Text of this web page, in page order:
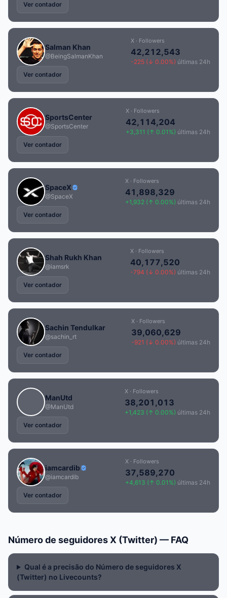
Ver contador
Salman Khan
@BeingSalmanKhan
X · Followers
42,212,543
-225 (↓ 0.00%) últimas 24h
Ver contador
SportsCenter
@SportsCenter
X · Followers
42,114,204
+3,311 (↑ 0.01%) últimas 24h
Ver contador
SpaceX
@SpaceX
X · Followers
41,898,329
+1,932 (↑ 0.00%) últimas 24h
Ver contador
Shah Rukh Khan
@iamsrk
X · Followers
40,177,520
-794 (↓ 0.00%) últimas 24h
Ver contador
Sachin Tendulkar
@sachin_rt
X · Followers
39,060,629
-921 (↓ 0.00%) últimas 24h
Ver contador
ManUtd
@ManUtd
X · Followers
38,201,013
+1,423 (↑ 0.00%) últimas 24h
Ver contador
iamcardib
@iamcardib
X · Followers
37,589,270
+4,613 (↑ 0.01%) últimas 24h
Ver contador
Número de seguidores X (Twitter) — FAQ
Qual é a precisão do Número de seguidores X
(Twitter) no Livecounts?